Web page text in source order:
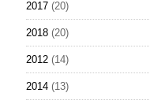
2017 (20)
2018 (20)
2012 (14)
2014 (13)